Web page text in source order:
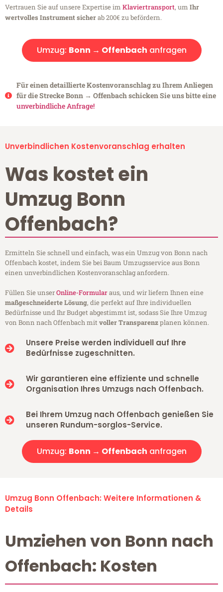
Vertrauen Sie auf unsere Expertise im Klaviertransport, um Ihr
wertvolles Instrument sicherab 200€ zu befördern.
Umzug: Bonn → Offenbach anfragen
Für einen detaillierte Kostenvoranschlag zu Ihrem Anliegen
für die Strecke Bonn → Offenbach schicken Sie uns bitte eine
unverbindliche Anfrage!
Unverbindlichen Kostenvoranschlag erhalten
Was kostet ein
Umzug Bonn
Offenbach?
Ermitteln Sie schnell und einfach, was ein Umzug von Bonn nach
Offenbach kostet, indem Sie bei Baum Umzugsservice aus Bonn
einen unverbindlichen Kostenvoranschlag anfordern.
Füllen Sie unserOnline-Formularaus, und wir liefern Ihnen eine
maßgeschneiderte Lösung, die perfekt auf Ihre individuellen
Bedürfnisse und Ihr Budget abgestimmt ist, sodass Sie Ihre Umzug
von Bonn nach Offenbach mitvoller Transparenzplanen können.
Unsere Preise werden individuell auf Ihre
Bedürfnisse zugeschnitten.
Wir garantieren eine effiziente und schnelle
Organisation Ihres Umzugs nach Offenbach.
Bei Ihrem Umzug nach Offenbach genießen Sie
unseren Rundum-sorglos-Service.
Umzug: Bonn → Offenbach anfragen
Umzug Bonn Offenbach: Weitere Informationen &
Details
Umziehen von Bonn nach
Offenbach: Kosten